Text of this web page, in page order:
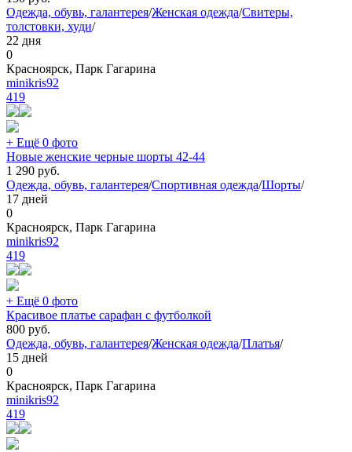
Одежда, обувь, галантерея/Женская одежда/Свитеры,
толстовки, худи/
22 дня
0
Красноярск, Парк Гагарина
minikris92
419
+ Ещё 0 фото
Новые женские черные шорты 42-44
1 290 руб.
Одежда, обувь, галантерея/Спортивная одежда/Шорты/
17 дней
0
Красноярск, Парк Гагарина
minikris92
419
+ Ещё 0 фото
Красивое платье сарафан с футболкой
800 руб.
Одежда, обувь, галантерея/Женская одежда/Платья/
15 дней
0
Красноярск, Парк Гагарина
minikris92
419